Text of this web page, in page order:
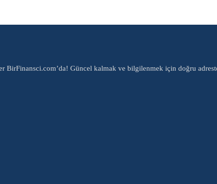
BirFinansci.com’da! Güncel kalmak ve bilgilenmek için doğru